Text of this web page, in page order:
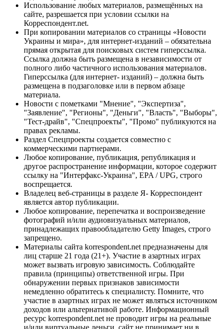
Использование любых материалов, размещённых на
сайте, разрешается при условии ссылки на
Корреспондент.net.
При копировании материалов со страницы «Новости
Украины и мира», для интернет-изданий – обязательна
прямая открытая для поисковых систем гиперссылка.
Ссылка должна быть размещена в независимости от
полного либо частичного использования материалов.
Гиперссылка (для интернет- изданий) – должна быть
размещена в подзаголовке или в первом абзаце
материала.
Новости с пометками "Мнение", "Экспертиза",
"Заявление", "Регионы", "Деньги", "Власть", "Выборы",
"Тест-драйв", "Спецпроекты", "Промо" публикуются на
правах рекламы.
Раздел Спецпроекты создается совместно с
коммерческими партнерами.
Любое копирование, публикация, републикация и
другое распространение информации, которое содержит
ссылку на "Интерфакс-Украина", EPA / UPG, строго
воспрещается.
Владелец веб-страницы в разделе Я- Корреспондент
является автор публикации.
Любое копирование, перепечатка и воспроизведение
фотографий и/или аудиовизуальных материалов,
принадлежащих правообладателю Getty Images, строго
запрещено.
Материалы сайта korrespondent.net предназначены для
лиц старше 21 года (21+). Участие в азартных играх
может вызвать игровую зависимость. Соблюдайте
правила (принципы) ответственной игры. При
обнаружении первых признаков зависимости
немедленно обратитесь к специалисту. Помните, что
участие в азартных играх не может являться источником
доходов или альтернативой работе. Информационный
ресурс korrespondent.net не проводит игры на реальные
и/или виртуальные деньги, сайт не принимает ни в